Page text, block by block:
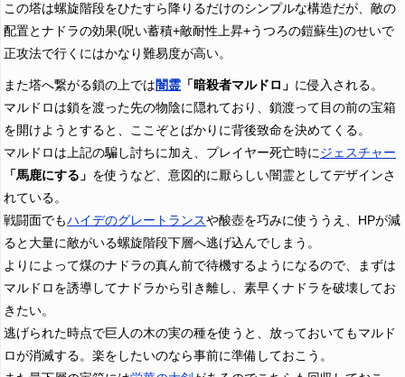
この塔は螺旋階段をひたすら降りるだけのシンプルな構造だが、敵の
配置とナドラの効果(呪い蓄積+敵耐性上昇+うつろの鎧蘇生)のせいで
正攻法で行くにはかなり難易度が高い。
また塔へ繋がる鎖の上では闇霊 「暗殺者マルドロ」 に侵入される。
マルドロは鎖を渡った先の物陰に隠れており、鎖渡って目の前の宝箱
を開けようとすると、ここぞとばかりに背後致命を決めてくる。
マルドロは上記の騙し討ちに加え、プレイヤー死亡時にジェスチャー
「馬鹿にする」 を使うなど、意図的に厭らしい闇霊としてデザインさ
れている。
戦闘面でもハイデのグレートランスや酸壺を巧みに使ううえ、HPが減
ると大量に敵がいる螺旋階段下層へ逃げ込んでしまう。
よりによって煤のナドラの真ん前で待機するようになるので、まずは
マルドロを誘導してナドラから引き離し、素早くナドラを破壊してお
きたい。
逃げられた時点で巨人の木の実の種を使うと、放っておいてもマルド
ロが消滅する。楽をしたいのなら事前に準備しておこう。